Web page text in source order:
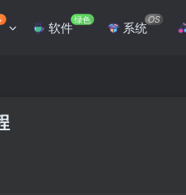
软件绿色 系统OS